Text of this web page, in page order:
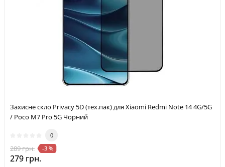
Захисне скло Privacy 5D (тех.пак) для Xiaomi Redmi Note 14 4G/5G
/ Poco M7 Pro 5G Чорний
0
289 грн. -3 %
279 грн.